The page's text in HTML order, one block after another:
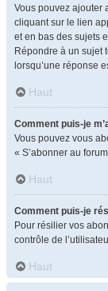
Vous pouvez ajouter
cliquant sur le lien
et en bas des sujets
Répondre à un sujet
lorsqu’une réponse
Haut
Comment puis-je
Vous pouvez vous
« S’abonner au
Haut
Comment puis-je
Pour résilier vos
contrôle de
Haut